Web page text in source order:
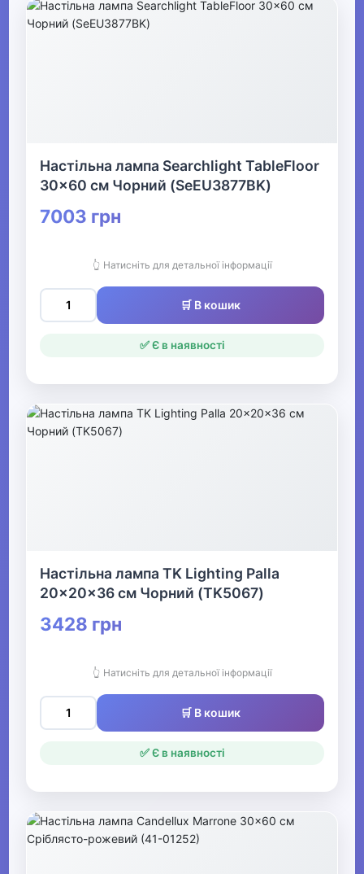
Настільна лампа Searchlight TableFloor
30x60 см Чорний (SeEU3877BK)
7003 грн
👆 Натисніть для детальної інформації
🛒 В кошик
✅ Є в наявності
Настільна лампа TK Lighting Palla
20x20x36 см Чорний (TK5067)
3428 грн
👆 Натисніть для детальної інформації
🛒 В кошик
✅ Є в наявності